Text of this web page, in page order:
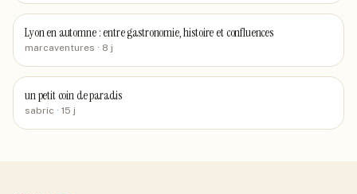
Lyon en automne : entre gastronomie, histoire et confluences
marcaventures · 8 j
un petit coin de paradis
sabric · 15 j